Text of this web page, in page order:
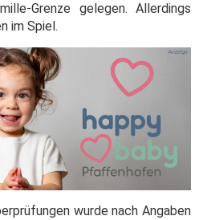
Grenze gelegen. Allerdings
im Spiel.
wurde nach Angaben